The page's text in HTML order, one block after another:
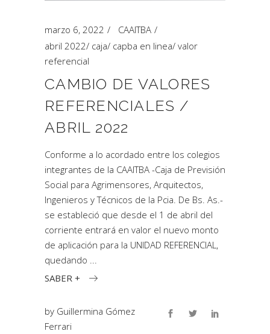
marzo 6, 2022
CAAITBA
abril 2022/ caja/ capba en linea/ valor
referencial
CAMBIO DE VALORES
REFERENCIALES /
ABRIL 2022
Conforme a lo acordado entre los colegios
integrantes de la CAAITBA -Caja de Previsión
Social para Agrimensores, Arquitectos,
Ingenieros y Técnicos de la Pcia. De Bs. As.-
se estableció que desde el 1 de abril del
corriente entrará en valor el nuevo monto
de aplicación para la UNIDAD REFERENCIAL,
quedando
SABER +
by Guillermina Gómez
Ferrari